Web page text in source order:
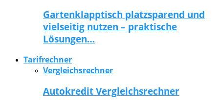
Gartenklapptisch platzsparend und
vielseitig nutzen – praktische
Lösungen…
Tarifrechner
Vergleichsrechner
Autokredit Vergleichsrechner